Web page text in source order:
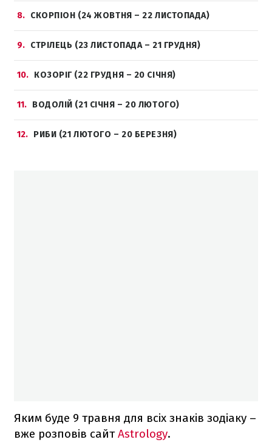
8 СКОРПІОН (24 ЖОВТНЯ – 22 ЛИСТОПАДА)
9 СТРІЛЕЦЬ (23 ЛИСТОПАДА – 21 ГРУДНЯ)
10 КОЗОРІГ (22 ГРУДНЯ – 20 СІЧНЯ)
11 ВОДОЛІЙ (21 СІЧНЯ – 20 ЛЮТОГО)
12 РИБИ (21 ЛЮТОГО – 20 БЕРЕЗНЯ)
Яким буде 9 травня для всіх знаків зодіаку –
вже розповів сайтAstrology.